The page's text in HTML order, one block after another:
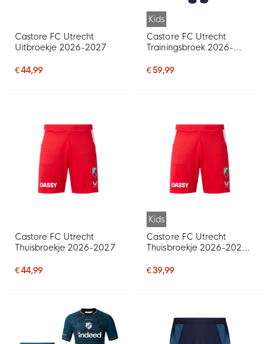
Castore FC Utrecht
Uitbroekje 2026-2027
€ 44,99
Kids
Castore FC Utrecht
Trainingsbroek 2026-
Blauw
€ 59,99
Castore FC Utrecht
Thuisbroekje 2026-2027
€ 44,99
Kids
Castore FC Utrecht
Thuisbroekje 2026-2027
€ 39,99